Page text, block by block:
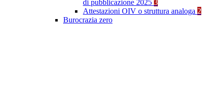
di pubblicazione 2025 3
Attestazioni OIV o struttura analoga 2
Burocrazia zero